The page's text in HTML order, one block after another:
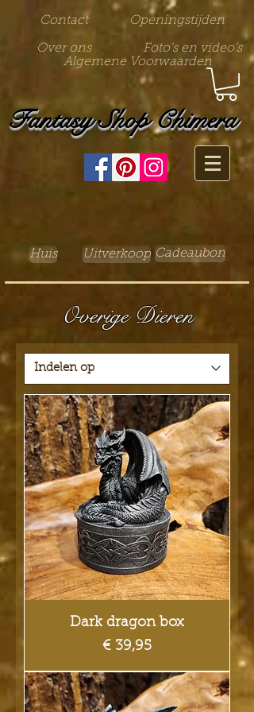
Contact Openingstijden
Over ons
Foto's en video's
Algemene Voorwaarden
Fantasy Shop Chimera
Huis Uitverkoop Cadeaubon
Overige Dieren
Dark dragon box
Prijs
€ 39,95